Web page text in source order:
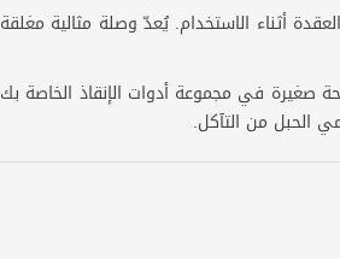
أثناء الاستخدام. يُعدّ وصلة مثالية مغلقة
صغيرة في مجموعة أدوات الإنقاذ الخاصة بك
الحبل من التآكل.